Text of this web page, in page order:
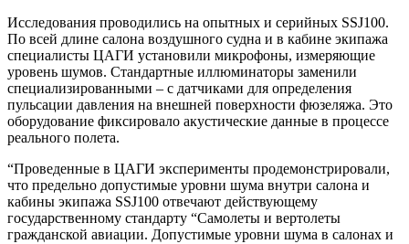
Исследования проводились на опытных и серийных SSJ100.
По всей длине салона воздушного судна и в кабине экипажа
специалисты ЦАГИ установили микрофоны, измеряющие
уровень шумов. Стандартные иллюминаторы заменили
специализированными – с датчиками для определения
пульсации давления на внешней поверхности фюзеляжа. Это
оборудование фиксировало акустические данные в процессе
реального полета.
“Проведенные в ЦАГИ эксперименты продемонстрировали,
что предельно допустимые уровни шума внутри салона и
кабины экипажа SSJ100 отвечают действующему
государственному стандарту “Самолеты и вертолеты
гражданской авиации. Допустимые уровни шума в салонах и